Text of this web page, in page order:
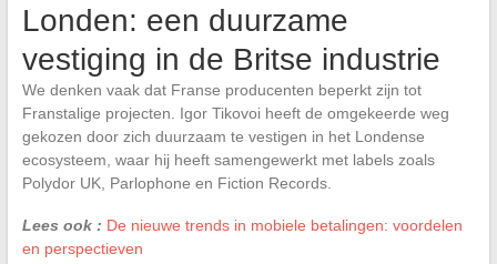
Londen: een duurzame
vestiging in de Britse industrie
We denken vaak dat Franse producenten beperkt zijn tot
Franstalige projecten. Igor Tikovoi heeft de omgekeerde weg
gekozen door zich duurzaam te vestigen in het Londense
ecosysteem, waar hij heeft samengewerkt met labels zoals
Polydor UK, Parlophone en Fiction Records.
Lees ook : De nieuwe trends in mobiele betalingen: voordelen
en perspectieven